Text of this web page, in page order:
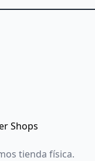
Shops
tienda física.